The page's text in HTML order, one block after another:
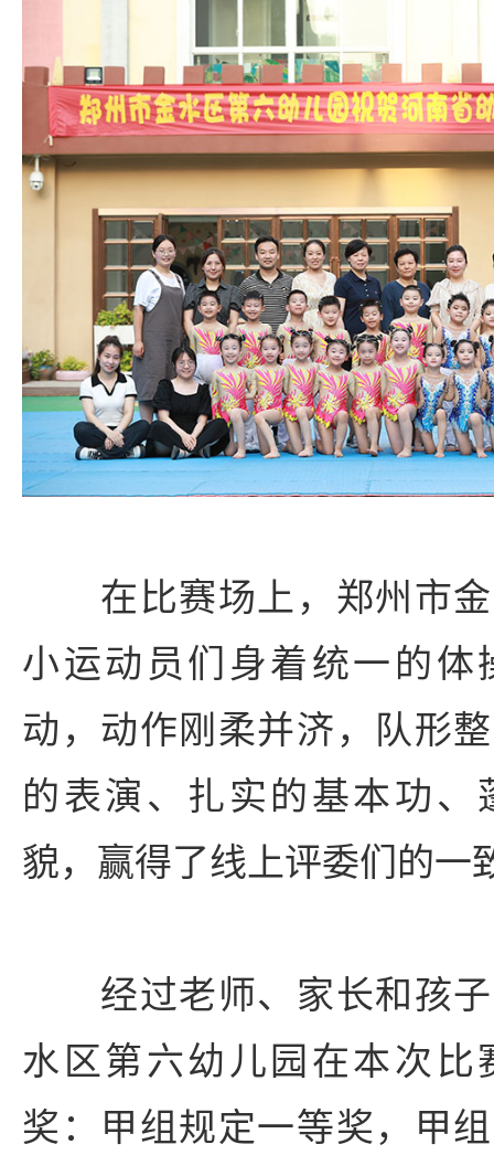
在比赛场上，郑州市金
小运动员们身着统一的体
动，动作刚柔并济，队形
的表演、扎实的基本功、
貌，赢得了线上评委们的一
经过老师、家长和孩子
水区第六幼儿园在本次比
奖：甲组规定一等奖，甲